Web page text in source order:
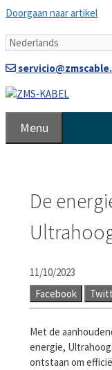
Doorgaan naar artikel
Menu
De
11/10/2023
Facebook
Met de
energie,
ontstaan ​​om